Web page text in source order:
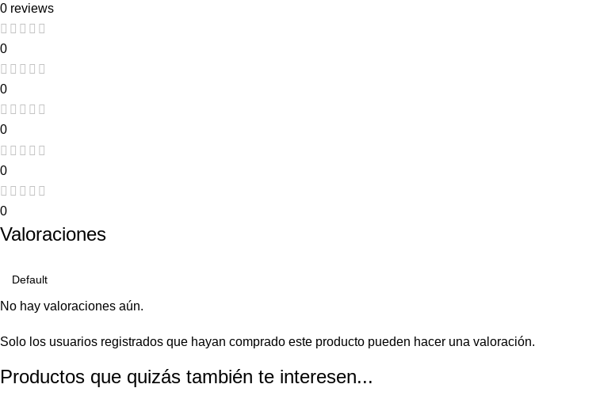
0 reviews
0
0
0
0
0
Valoraciones
No hay valoraciones aún.
Solo los usuarios registrados que hayan comprado este producto pueden hacer una valoración.
Productos que quizás también te interesen...